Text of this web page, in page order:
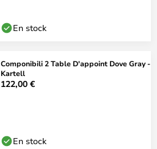
En stock
Componibili 2 Table D'appoint Dove Gray -
Kartell
122,00 €
En stock